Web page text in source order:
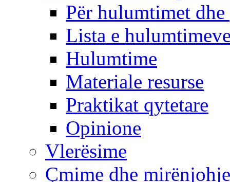
Për hulumtimet
Lista e
Hulumtime
Materiale resurse
Praktikat qytetare
Opinione
Vlerësime
Çmime dhe mirënjohje